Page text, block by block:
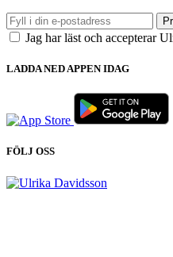
Jag har läst och accepterar
LADDA NED APPEN IDAG
FÖLJ OSS